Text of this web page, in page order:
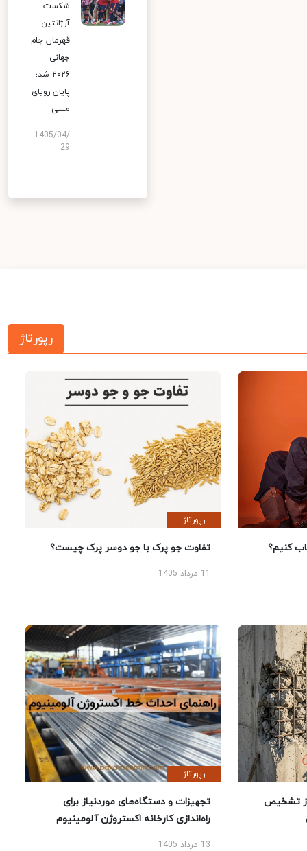
شکست
آرژانتین
قهرمان جام
جهانی
۲۰۲۶ شد؛
پایان رویای
مسی
1405/04/
29
رپورتاژ
کنیم؟
رپورتاژ
تفاوت جو پرک با جو دوسر پرک چیست؟
تشخیص
رپورتاژ
تجهیزات و دستگاه‌های موردنیاز برای
راه‌اندازی کارخانه اکستروژن آلومینیوم
13 مرداد 1405